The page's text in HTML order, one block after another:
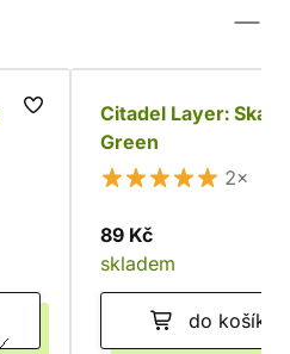
Citadel Layer:
Green
2×
89 Kč
skladem
do košíku